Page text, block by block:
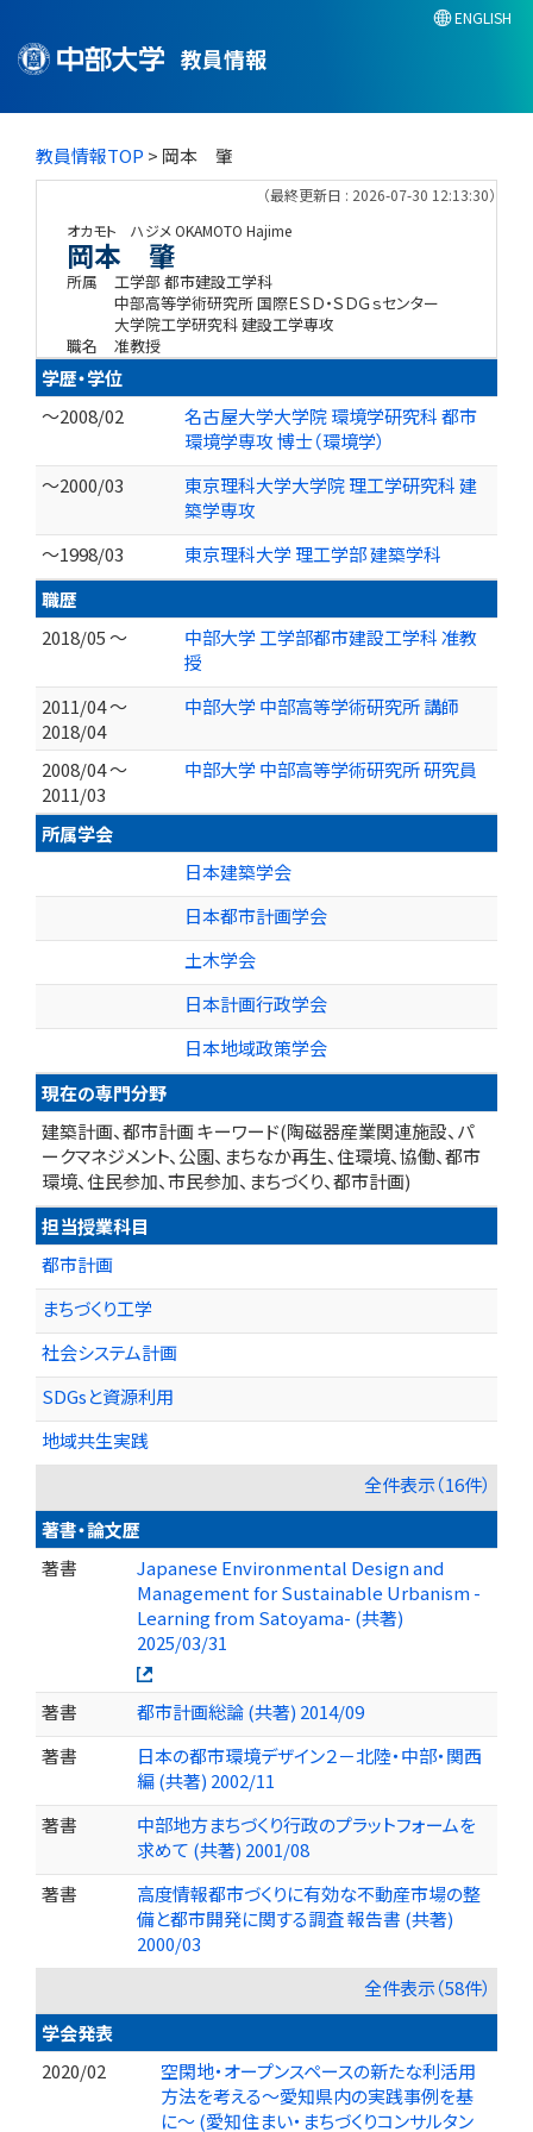
教員情報
ENGLISH
教員情報TOP > 岡本 肇
（最終更新日 : 2026-07-30 12:13:30）
オカモト ハジメOKAMOTO Hajime
岡本 肇
所属
工学部 都市建設工学科
中部高等学術研究所 国際ＥＳＤ・ＳＤＧｓセンター
大学院工学研究科 建設工学専攻
職名
准教授
学歴・学位
～2008/02
名古屋大学大学院 環境学研究科 都市
環境学専攻 博士（環境学）
～2000/03
東京理科大学大学院 理工学研究科 建
築学専攻
～1998/03
東京理科大学 理工学部 建築学科
職歴
2018/05 ～
中部大学 工学部都市建設工学科 准教
授
2011/04 ～
2018/04
中部大学 中部高等学術研究所 講師
2008/04 ～
2011/03
中部大学 中部高等学術研究所 研究員
所属学会
日本建築学会
日本都市計画学会
土木学会
日本計画行政学会
日本地域政策学会
現在の専門分野
建築計画、都市計画 キーワード(陶磁器産業関連施設、パ
ークマネジメント、公園、まちなか再生、住環境、協働、都市
環境、住民参加、市民参加、まちづくり、都市計画)
担当授業科目
都市計画
まちづくり工学
社会システム計画
SDGsと資源利用
地域共生実践
全件表示（16件）
著書・論文歴
著書
Japanese Environmental Design and
Management for Sustainable Urbanism -
Learning from Satoyama- (共著)
2025/03/31
著書
都市計画総論 (共著) 2014/09
著書
日本の都市環境デザイン２－北陸・中部・関西
編 (共著) 2002/11
著書
中部地方まちづくり行政のプラットフォームを
求めて (共著) 2001/08
著書
高度情報都市づくりに有効な不動産市場の整
備と都市開発に関する調査 報告書 (共著)
2000/03
全件表示（58件）
学会発表
2020/02
空閑地・オープンスペースの新たな利活用
方法を考える～愛知県内の実践事例を基
に～ (愛知住まい・まちづくりコンサルタン